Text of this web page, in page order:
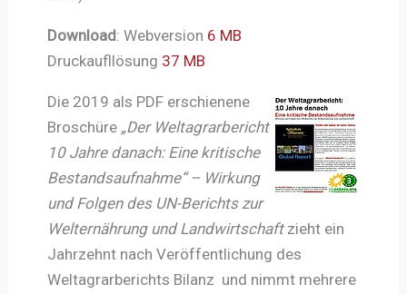
Download: Webversion 6 MB
Druckaufllösung 37 MB
Die 2019 als PDF erschienene
Broschüre „Der Weltagrarbericht
10 Jahre danach: Eine kritische
Bestandsaufnahme“ – Wirkung
und Folgen des UN-Berichts zur
Welternährung und Landwirtschaftzieht ein
Jahrzehnt nach Veröffentlichung des
Weltagrarberichts Bilanz und nimmt mehrere